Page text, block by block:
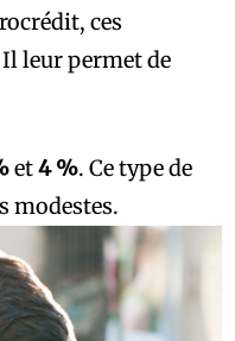
ces
Il leur permet de
et4 %. Ce type de
modestes.